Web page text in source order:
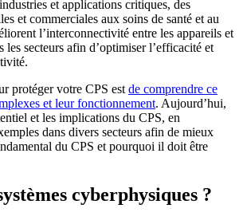
et applications critiques, des
et commerciales aux soins de santé et au
l’interconnectivité entre les appareils et
les secteurs afin d’optimiser l’efficacité et
protéger votre CPS est de comprendre ce
et leur fonctionnement. Aujourd’hui,
et les implications du CPS, en
dans divers secteurs afin de mieux
du CPS et pourquoi il doit être
cyberphysiques ?